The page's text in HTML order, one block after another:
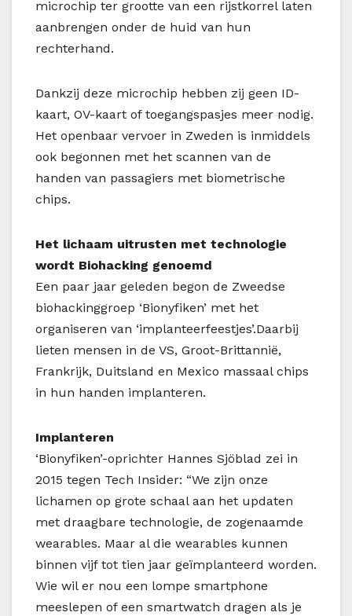
microchip ter grootte van een rijstkorrel laten
aanbrengen onder de huid van hun
rechterhand.
Dankzij deze microchip hebben zij geen ID-
kaart, OV-kaart of toegangspasjes meer nodig.
Het openbaar vervoer in Zweden is inmiddels
ook begonnen met het scannen van de
handen van passagiers met biometrische
chips.
Het lichaam uitrusten met technologie
wordt Biohacking genoemd
Een paar jaar geleden begon de Zweedse
biohackinggroep ‘Bionyfiken’ met het
organiseren van ‘implanteerfeestjes’.Daarbij
lieten mensen in de VS, Groot-Brittannië,
Frankrijk, Duitsland en Mexico massaal chips
in hun handen implanteren.
Implanteren
‘Bionyfiken’-oprichter Hannes Sjöblad zei in
2015 tegen Tech Insider: “We zijn onze
lichamen op grote schaal aan het updaten
met draagbare technologie, de zogenaamde
wearables. Maar al die wearables kunnen
binnen vijf tot tien jaar geïmplanteerd worden.
Wie wil er nou een lompe smartphone
meeslepen of een smartwatch dragen als je